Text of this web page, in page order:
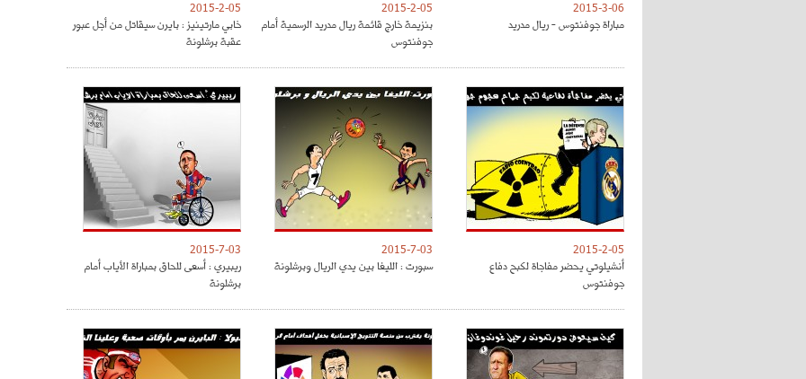
2015-3-06
مباراة جوفنتوس - ريال مدريد
2015-2-05
بنزيمة خارج قائمة ريال مدريد الرسمية أمام
جوفنتوس
2015-2-05
خابي مارتينيز : بايرن سيقاتل من أجل عبور
عقبة برشلونة
2015-2-05
أنشيلوتي يحضر مفاجاة لكبح دفاع
جوفنتوس
2015-7-03
سبورت : الليغا بين يدي الريال وبرشلونة
2015-7-03
ريبيري : أسعى للحاق بمباراة الأياب أمام
برشلونة